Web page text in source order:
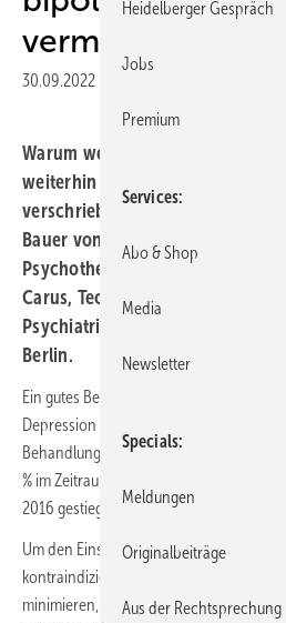
vermeiden
30.09.2022
Warum werden in der
weiterhin Medikamente mit
verschrieben? Diese unbequeme
Bauer von der Klinik und
Psychotherapie am
Carus, Technische Universität
Psychiatrie-Update-Seminar am
Berlin.
Ein gutes Beispiel sei die nicht indizierte
Depression mit einer Antidepressiva-
Behandlung sei nicht nur problematisch,
% im Zeitraum von 1997 bis 2000 auf
2016 gestiegen!
Um den Einsatz nicht empfohlener und
kontraindizierter Medikamente bei
minimieren, bieten sich verschiedene
Heidelberger Gespräch
Jobs
Premium
Services
Abo & Shop
Media
Newsletter
Specials
Meldungen
Originalbeiträge
Aus der Rechtsprechung